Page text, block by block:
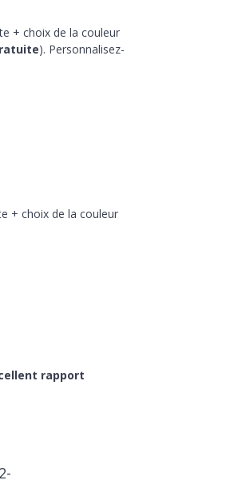
+ choix de la couleur
). Personnalisez-
+ choix de la couleur
rapport